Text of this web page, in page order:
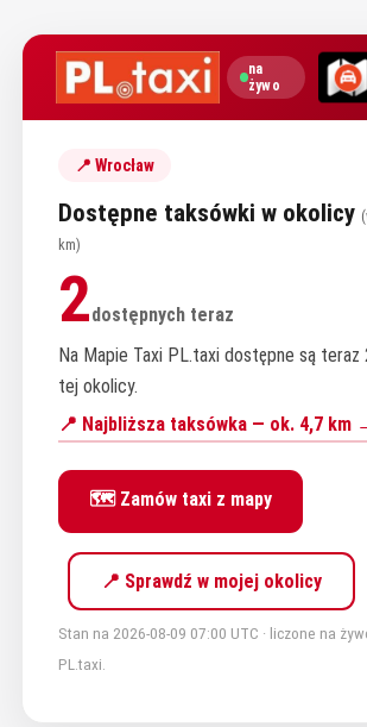
na
żywo
📍 Wrocław
Dostępne taksówki w okolicy
km)
2dostępnych teraz
Na Mapie Taxi PL.taxi dostępne są teraz
tej okolicy.
📍 Najbliższa taksówka — ok. 4,7 km
🗺️ Zamów taxi z mapy
📍 Sprawdź w mojej okolicy
Stan na 2026-08-09 07:00 UTC · liczone na
PL.taxi.